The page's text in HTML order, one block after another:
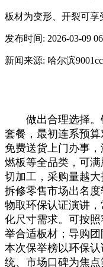
板材为变形、开裂可享
发布时间: 2026-03-09
新闻来源: 哈尔滨
做出合理选择。
套餐，最初连系预
免费送货上门办事
燃板等全品类，可
切加工，采购量越
拆修零售市场出名
物取环保认证演讲
化尺寸需求。可按
举合适板材；导购团
本次保举榜以环保
统、市场口碑为焦